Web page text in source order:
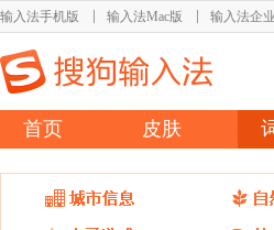
输入法手机版 输入法Mac版 输入法企
首页 皮肤